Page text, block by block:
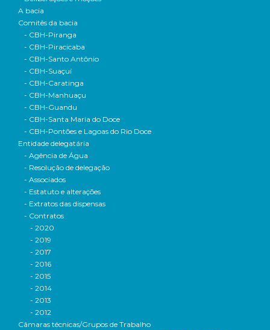
A bacia
Comitês da bacia
- CBH-Piranga
- CBH-Piracicaba
- CBH-Santo Antônio
- CBH-Suaçuí
- CBH-Caratinga
- CBH-Manhuaçu
- CBH-Guandu
- CBH-Santa Maria do Doce
- CBH-Pontões e Lagoas do Rio Doce
Entidade delegatária
- Agência de Água
- Resolução de delegação
- Associados
- Estatuto e alterações
- Extratos das dispensas
- Contratos
- 2020
- 2019
- 2017
- 2016
- 2015
- 2014
- 2013
- 2012
Câmaras técnicas/Grupos de Trabalho